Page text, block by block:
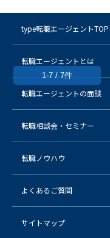
1-7 / 7件
type転職エージェントTOP
転職エージェントとは
転職エージェントの面談
転職相談会・セミナー
転職ノウハウ
よくあるご質問
サイトマップ